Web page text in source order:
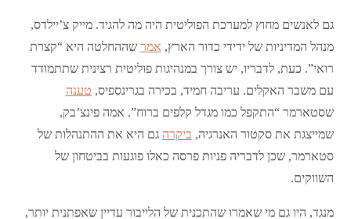
גם לאנשים מחוץ למערכת הפוליטית היה מה להגיד. מייק צ’יילדס,
מנהל המדיניות של ידידי כדור הארץ, אמר שההחלטה היא “קצרת
רואי”. כעת, לדבריו, יש צורך במנהיגות פוליטית רצינית שתתמודד
עם משבר האקלים. עריבה חמיד, בכירה בגרינספיס, טענה
שסטארמר “התקפל כמו מגדל קלפים ברוח”. אמה פינצ’בק,
שמייצגת את סקטור האנרגיה, ביקרה גם היא את ההתנהלות של
סטארמר, שכן לדבריה פניות פרסה כאלו פוגעות בביטחון של
השווקים.
מנגד, היו גם מי שאמרו שהתכנית של הלייבור עדיין שאפתנית יותר,